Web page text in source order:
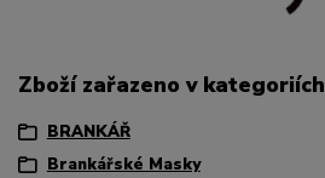
Zboží zařazeno v kategoriích
BRANKÁŘ
Brankářské Masky